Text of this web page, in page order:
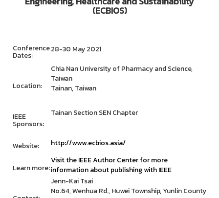
(ECBIOS)
Conference
Dates:
28-30 May 2021
Location:
Chia Nan University of Pharmacy and Science,
Taiwan
Tainan, Taiwan
IEEE
Sponsors:
Tainan Section SEN Chapter
Website: http://www.ecbios.asia/
Learn more:
Visit the IEEE Author Center for more
information about publishing with IEEE
Jenn-Kai Tsai
No.64, Wenhua Rd., Huwei Township, Yunlin County